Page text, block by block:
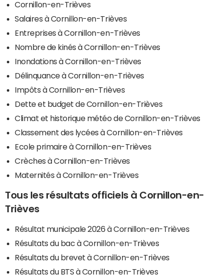
Cornillon-en-Trièves
Salaires à Cornillon-en-Trièves
Entreprises à Cornillon-en-Trièves
Nombre de kinés à Cornillon-en-Trièves
Inondations à Cornillon-en-Trièves
Délinquance à Cornillon-en-Trièves
Impôts à Cornillon-en-Trièves
Dette et budget de Cornillon-en-Trièves
Climat et historique météo de Cornillon-en-Trièves
Classement des lycées à Cornillon-en-Trièves
Ecole primaire à Cornillon-en-Trièves
Crèches à Cornillon-en-Trièves
Maternités à Cornillon-en-Trièves
Tous les résultats officiels à Cornillon-en-
Trièves
Résultat municipale 2026 à Cornillon-en-Trièves
Résultats du bac à Cornillon-en-Trièves
Résultats du brevet à Cornillon-en-Trièves
Résultats du BTS à Cornillon-en-Trièves